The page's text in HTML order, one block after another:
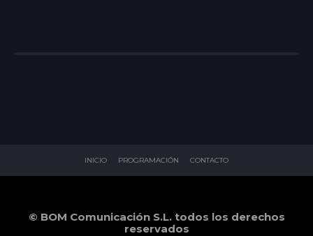
INICIO PROGRAMACIÓN CONTACTO
© BOM Comunicación S.L. todos los derechos
reservados